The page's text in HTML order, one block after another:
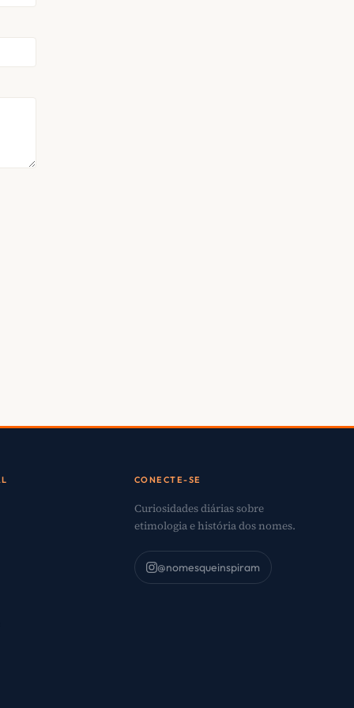
CONECTE-SE
Curiosidades diárias sobre
etimologia e história dos nomes.
@nomesqueinspiram